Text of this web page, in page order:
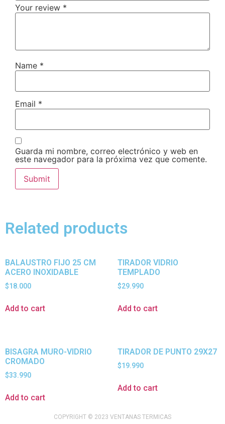
Your review *
Name *
Email *
Guarda mi nombre, correo electrónico y web en
este navegador para la próxima vez que comente.
Related products
BALAUSTRO FIJO 25 CM
ACERO INOXIDABLE
$18.000
Add to cart
TIRADOR VIDRIO
TEMPLADO
$29.990
Add to cart
BISAGRA MURO-VIDRIO
CROMADO
$33.990
Add to cart
TIRADOR DE PUNTO 29X27
$19.990
Add to cart
COPYRIGHT © 2023 VENTANAS TERMICAS